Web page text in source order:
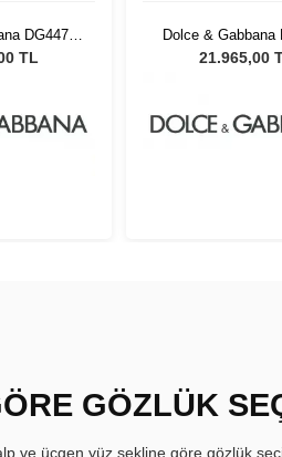
DG4470
Güneş
TL
Dolce & Gabbana
501/8G 54 Kadın
21.965,00
GÖZLÜK
ve üçgen yüz şekline göre gözlük